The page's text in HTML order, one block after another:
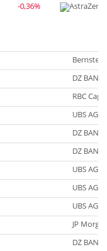
-0,36%
DZ BANK
RBC
UBS AG
DZ BANK
DZ BANK
UBS AG
UBS AG
UBS AG
JP
DZ BANK